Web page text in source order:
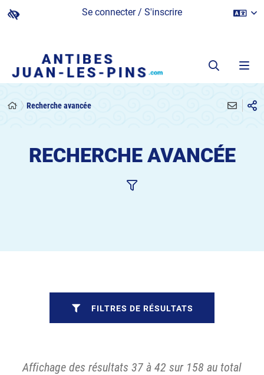
Se connecter / S'inscrire
Recherche avancée
RECHERCHE AVANCÉE
Affichage des résultats 37 à 42 sur 158 au total
FILTRES DE RÉSULTATS